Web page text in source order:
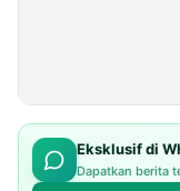
Eksklusif di
Dapatkan berita